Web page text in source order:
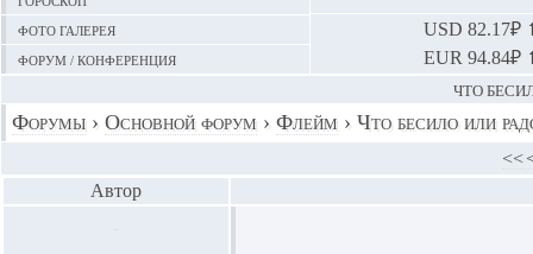
Фото галерея
Форум / конференция
USD 82.17₽
EUR 94.84₽
ЧТО
Форумы › Основной форум › Флейм › Что бесило или
<<
Автор